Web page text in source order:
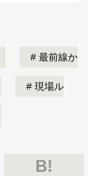
最前線か
現場ル
B!